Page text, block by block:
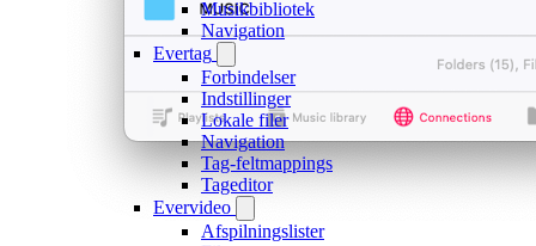
Musikbibliotek
Navigation
Evertag
Forbindelser
Indstillinger
Lokale filer
Navigation
Tag-feltmappings
Tageditor
Evervideo
Afspilningslister